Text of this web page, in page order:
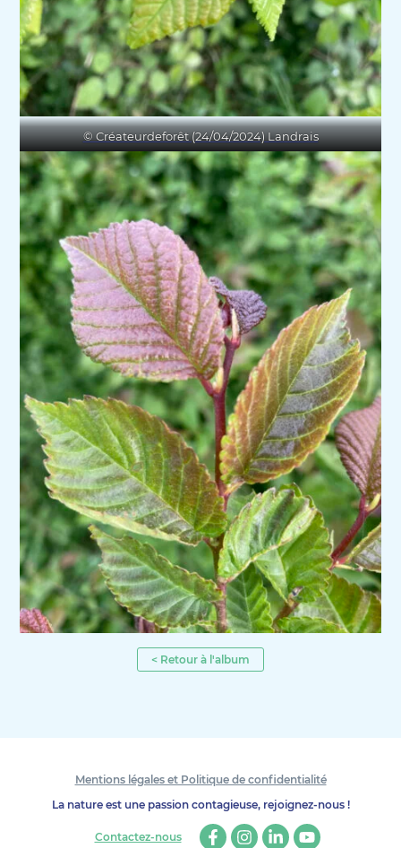
© Créateurdeforêt (24/04/2024) Landrais
< Retour à l'album
Mentions légales et Politique de confidentialité
La nature est une passion contagieuse, rejoignez-nous !
Contactez-nous FacebookInstagram
LinkedinYoutube